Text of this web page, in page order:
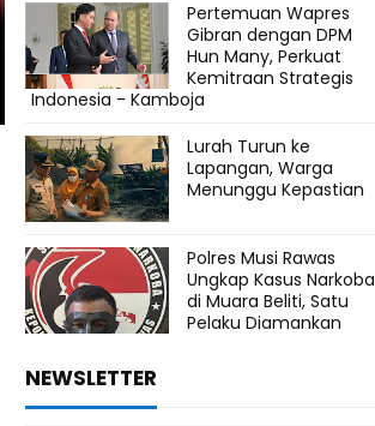
Pertemuan Wapres
Gibran dengan DPM
Hun Many, Perkuat
Kemitraan Strategis
Indonesia - Kamboja
Lurah Turun ke
Lapangan, Warga
Menunggu Kepastian
Polres Musi Rawas
Ungkap Kasus Narkoba
di Muara Beliti, Satu
Pelaku Diamankan
NEWSLETTER